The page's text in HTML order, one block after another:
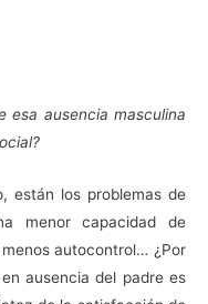
ausencia masculina
están los problemas de
menor capacidad de
autocontrol… ¿Por
ausencia del padre es